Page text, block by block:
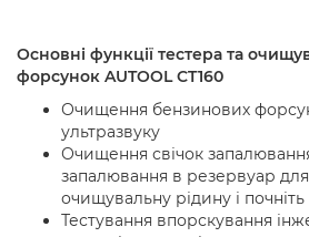
Основні функції тестера та
форсунок AUTOOL CT160
Очищення бензинових
ультразвуку
Очищення свічок
запалювання в резервуар
очищувальну рідину і
Тестування впорскування